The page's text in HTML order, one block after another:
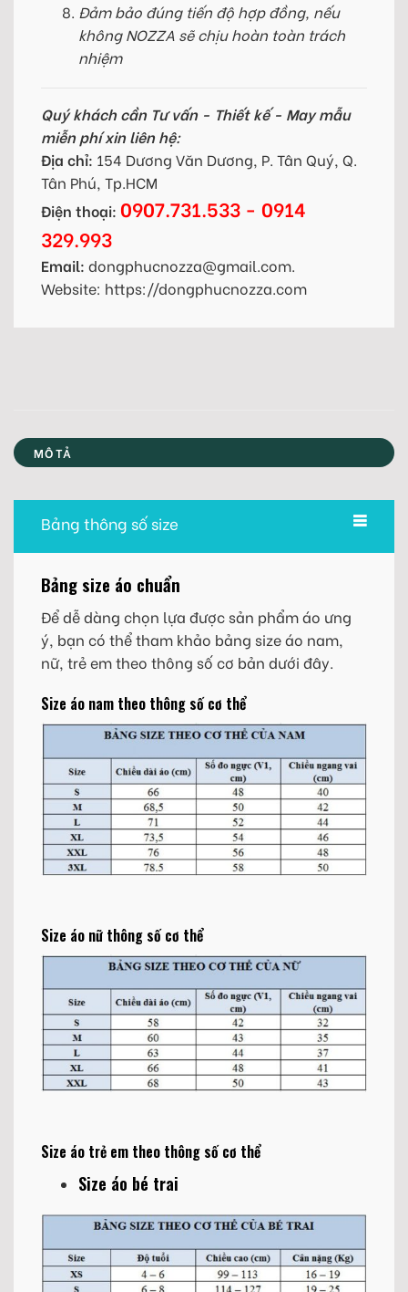
Đảm bảo đúng tiến độ hợp đồng, nếu
không NOZZA sẽ chịu hoàn toàn trách
nhiệm
Quý khách cần Tư vấn - Thiết kế - May mẫu
miễn phí xin liên hệ:
Địa chỉ: 154 Dương Văn Dương, P. Tân Quý, Q.
Tân Phú, Tp.HCM
Điện thoại: 0907.731.533 - 0914
329.993
Email: dongphucnozza@gmail.com.
Website: https://dongphucnozza.com
MÔ TẢ
Bảng thông số size
Bảng size áo chuẩn
Để dễ dàng chọn lựa được sản phẩm áo ưng
ý, bạn có thể tham khảo bảng size áo nam,
nữ, trẻ em theo thông số cơ bản dưới đây.
Size áo nam theo thông số cơ thể
Size áo nữ thông số cơ thể
Size áo trẻ em theo thông số cơ thể
Size áo bé trai